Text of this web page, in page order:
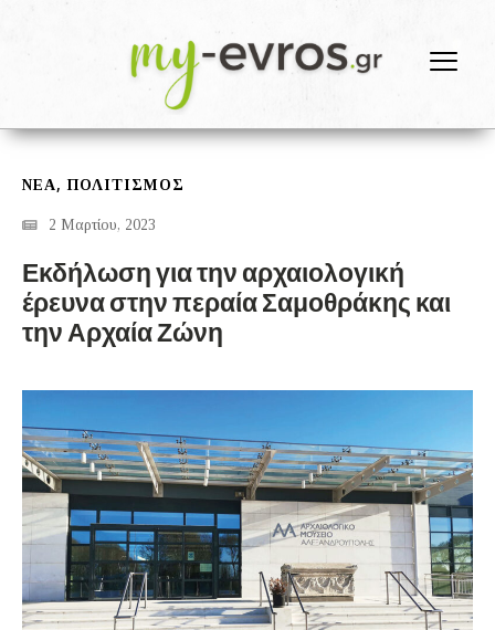
ΝΕΑ,ΠΟΛΙΤΙΣΜΟΣ
2 Μαρτίου, 2023
Εκδήλωση για την αρχαιολογική
έρευνα στην περαία Σαμοθράκης και
την Αρχαία Ζώνη